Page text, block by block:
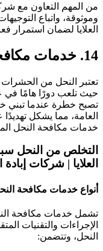
المهم التعاون مع
واتباع
لضمان استمرار
النحل سبت العلايا
النحل من الحشرات
تلعب دورًا هامًا في
خطرة عندما تبني
مما يشكل تهديدًا
مكافحة النحل
من النحل سبت
| شركات إبادة
خدمات مكافحة
خدمات مكافحة
والتقنيات
وتتضمن: